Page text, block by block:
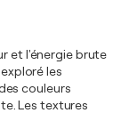
et l'énergie brute
les
couleurs
Les textures